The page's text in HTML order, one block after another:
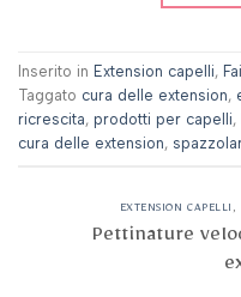
Inserito in Extension capelli,
Taggato cura delle extension,
ricrescita, prodotti per capelli,
cura delle extension,
EXTENSION CAPELLI ,
Pettinature